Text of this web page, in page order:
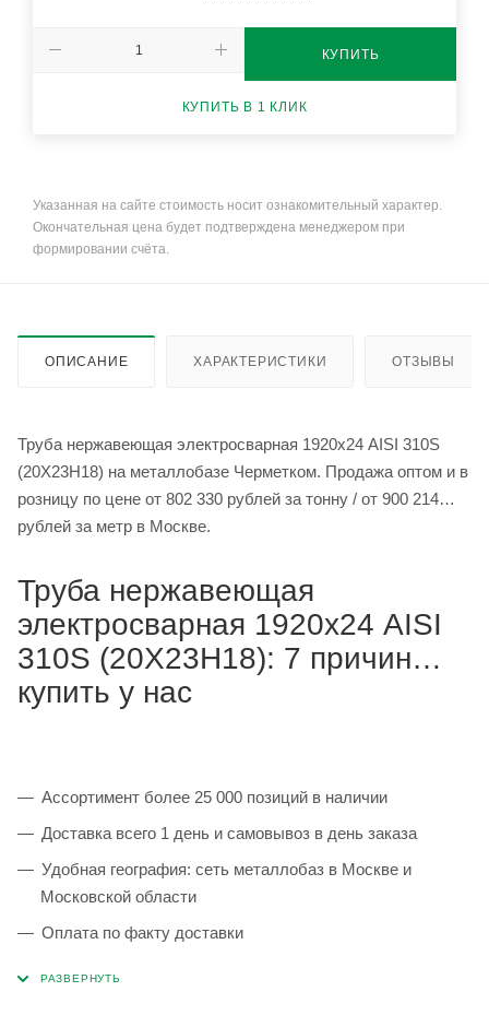
КУПИТЬ
КУПИТЬ В 1 КЛИК
Указанная на сайте стоимость носит ознакомительный характер.
Окончательная цена будет подтверждена менеджером при
формировании счёта.
ОПИСАНИЕ ХАРАКТЕРИСТИКИ ОТЗЫВЫ
Труба нержавеющая электросварная 1920х24 AISI 310S
(20Х23Н18) на металлобазе Черметком. Продажа оптом и в
розницу по цене от 802 330 рублей за тонну / от 900 214
рублей за метр в Москве.
Труба нержавеющая
электросварная 1920х24 AISI
310S (20Х23Н18): 7 причин
купить у нас
Ассортимент более 25 000 позиций в наличии
Доставка всего 1 день и самовывоз в день заказа
Удобная география: сеть металлобаз в Москве и
Московской области
Оплата по факту доставки